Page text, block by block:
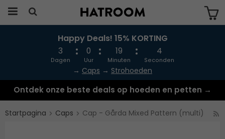
Produkten har blivit tillagd i varukorgen
Happy Deals! 15% KORTING
3
Dagen
0
Uur
19
Minuten
4
Seconden
→ Caps → Strohoeden
Ontdek onze beste deals op hoeden en petten →
Startpagina Caps Cap - Gårda Mixed Pattern (multi)